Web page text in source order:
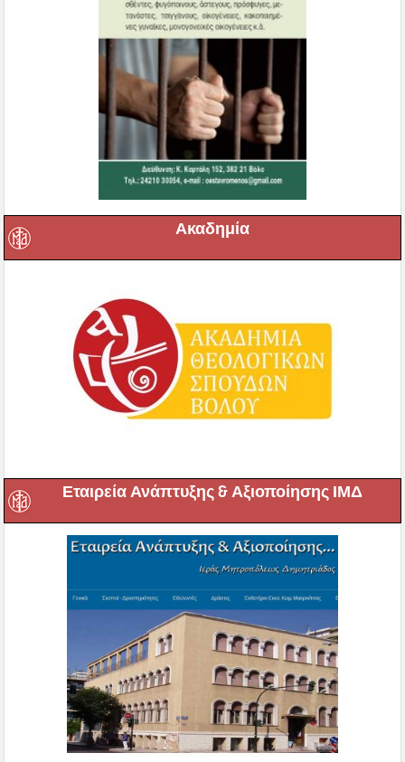
Ακαδημία
Εταιρεία Ανάπτυξης & Αξιοποίησης ΙΜΔ